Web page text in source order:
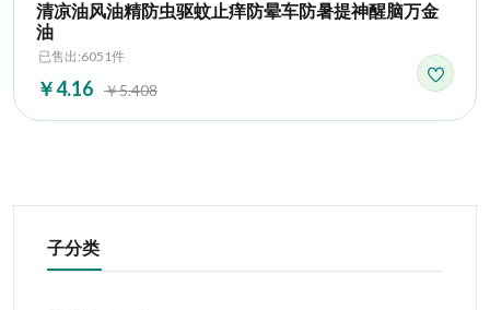
清凉油风油精防虫驱蚊止痒防晕车防暑提神醒脑万金
油
已售出:6051件
￥4.16 ￥5.408
子分类